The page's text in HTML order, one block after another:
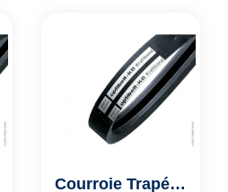
Courroie Trapézoïdale Jumelée 2A144 A3658 - Optibelt KB VB - 2 Brins